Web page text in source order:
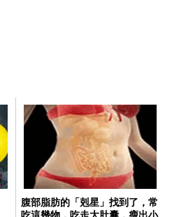
腹部脂肪的「剋星」找到了，常
吃這幾物，吃走大肚囊，瘦出小